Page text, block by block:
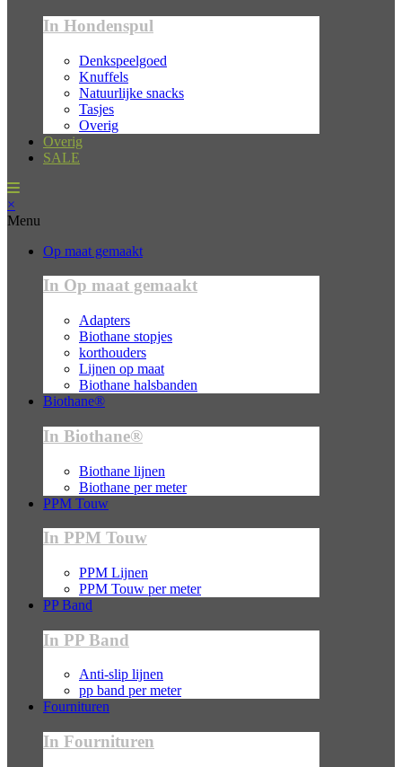
In Hondenspul
Denkspeelgoed
Knuffels
Natuurlijke snacks
Tasjes
Overig
Overig
SALE
×
Menu
Op maat gemaakt
In Op maat gemaakt
Adapters
Biothane stopjes
korthouders
Lijnen op maat
Biothane halsbanden
Biothane®
In Biothane®
Biothane lijnen
Biothane per meter
PPM Touw
In PPM Touw
PPM Lijnen
PPM Touw per meter
PP Band
In PP Band
Anti-slip lijnen
pp band per meter
Fournituren
In Fournituren